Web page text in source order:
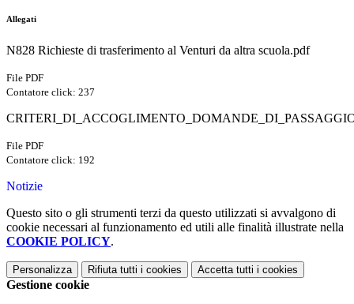
Allegati
N828 Richieste di trasferimento al Venturi da altra scuola.pdf
File PDF
Contatore click: 237
File PDF
Contatore click: 192
Notizie
Questo sito o gli strumenti terzi da questo utilizzati si avvalgono di
cookie necessari al funzionamento ed utili alle finalità illustrate nella
COOKIE POLICY.
Personalizza Rifiuta tutti i cookies Accetta tutti i cookies
Gestione cookie